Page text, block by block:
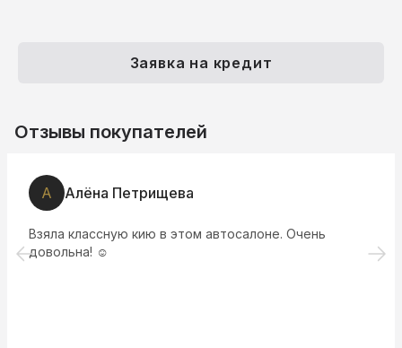
Заявка на кредит
Отзывы покупателей
А Алёна Петрищева
Взяла классную кию в этом автосалоне. Очень
довольна! ☺️